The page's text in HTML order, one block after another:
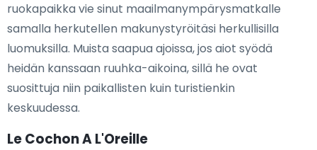
ruokapaikka vie sinut maailmanympärysmatkalle
samalla herkutellen makunystyröitäsi herkullisilla
luomuksilla. Muista saapua ajoissa, jos aiot syödä
heidän kanssaan ruuhka-aikoina, sillä he ovat
suosittuja niin paikallisten kuin turistienkin
keskuudessa.
Le Cochon A L'Oreille